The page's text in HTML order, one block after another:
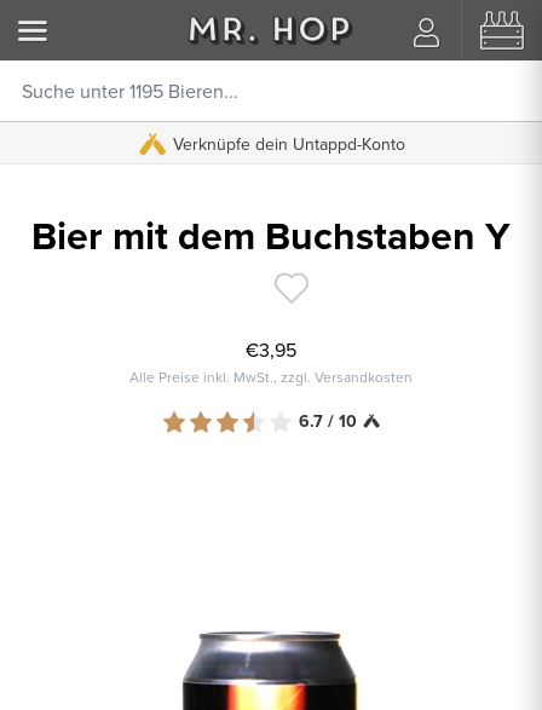
Verknüpfe dein Untappd-Konto
Bier mit dem Buchstaben Y
€3,95
Alle Preise inkl. MwSt., zzgl. Versandkosten
6.7 / 10